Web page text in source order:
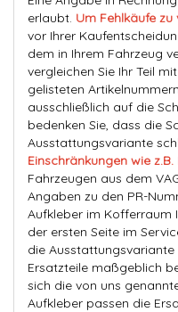
erlaubt. Um Fehlkäufe zu
vor Ihrer
dem in Ihrem Fahrzeug
vergleichen Sie Ihr Teil
gelisteten
ausschließlich auf die
bedenken Sie, dass die
Ausstattungsvariante
Einschränkungen wie
Fahrzeugen aus dem
Angaben zu den PR-
Aufkleber im Kofferraum
der ersten Seite im
die
Ersatzteile maßgeblich
sich die von uns
Aufkleber passen die